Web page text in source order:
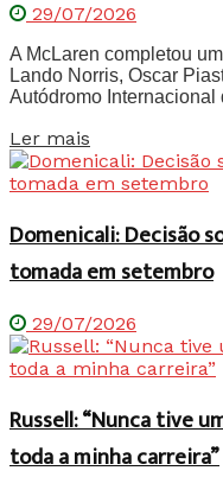
29/07/2026
A McLaren completou
Lando Norris, Oscar
Autódromo Internacional
Ler mais
Domenicali: Decisão
tomada em setembro
29/07/2026
Russell: “Nunca tive
toda a minha carreira”